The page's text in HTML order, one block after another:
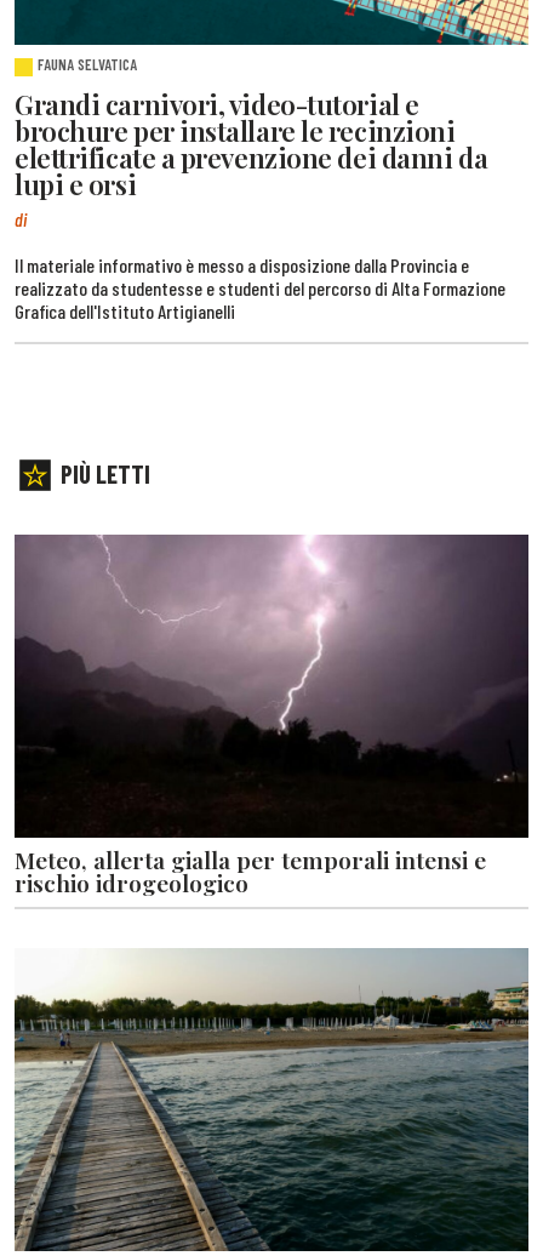
FAUNA SELVATICA
Grandi carnivori, video-tutorial e
brochure per installare le recinzioni
elettrificate a prevenzione dei danni da
lupi e orsi
di
Il materiale informativo è messo a disposizione dalla Provincia e
realizzato da studentesse e studenti del percorso di Alta Formazione
Grafica dell'Istituto Artigianelli
PIÙ LETTI
Meteo, allerta gialla per temporali intensi e
rischio idrogeologico